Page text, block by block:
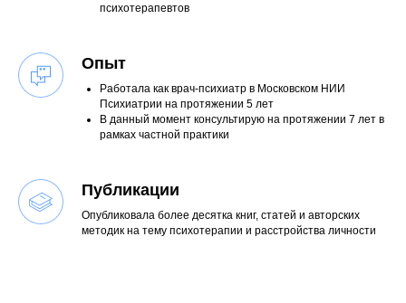
психотерапевтов
Опыт
Работала как врач-психиатр в Московском НИИ
Психиатрии на протяжении 5 лет
В данный момент консультирую на протяжении 7 лет в
рамках частной практики
Публикации
Опубликовала более десятка книг, статей и авторских
методик на тему психотерапии и расстройства личности